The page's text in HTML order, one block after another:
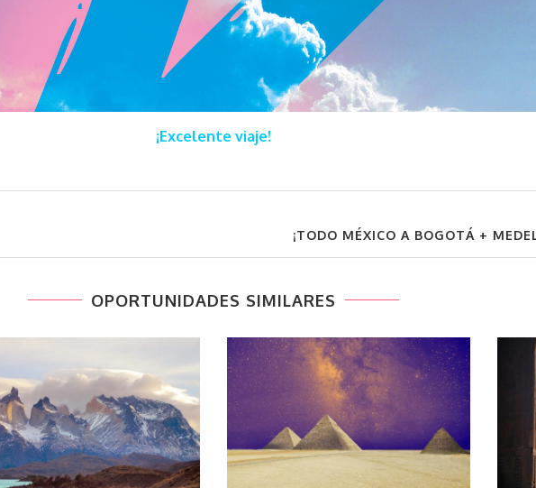
¡Excelente viaje!
¡TODO MÉXICO A BOGOTÁ +
OPORTUNIDADES SIMILARES